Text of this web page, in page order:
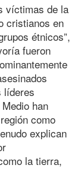
víctimas de la
cristianos en
étnicos”,
fueron
líderes
han
como
explican
la tierra,